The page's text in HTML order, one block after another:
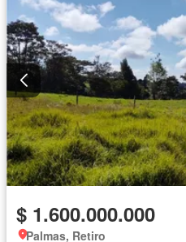
$ 1.600.000.000
Palmas, Retiro